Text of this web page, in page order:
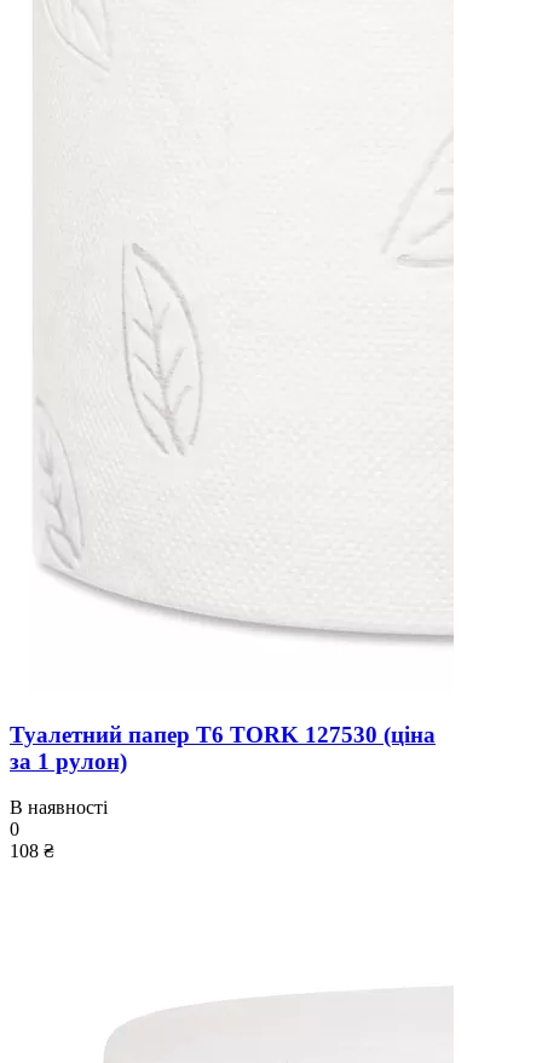
Туалетний папер T6 TORK 127530 (ціна
за 1 рулон)
В наявності
0
108 ₴